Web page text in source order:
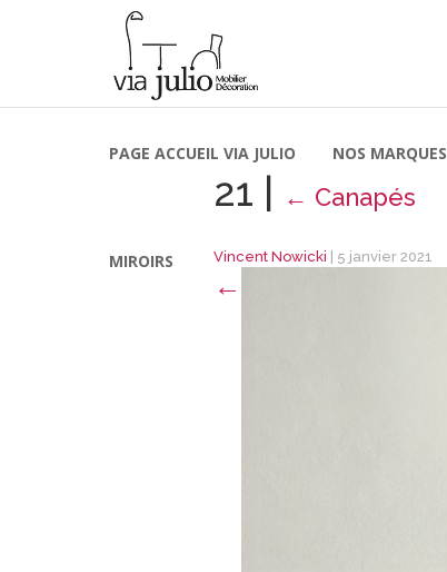
PAGE ACCUEIL VIA JULIO NOS MARQUES
MIROIRS
21 | ← Canapés
Vincent Nowicki 5 janvier 2021
←